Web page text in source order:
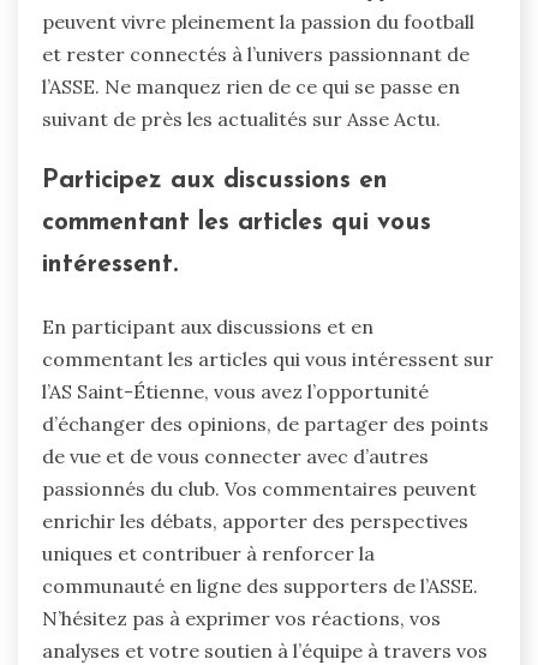
peuvent vivre pleinement la passion du football
et rester connectés à l’univers passionnant de
l’ASSE. Ne manquez rien de ce qui se passe en
suivant de près les actualités sur Asse Actu.
Participez aux discussions en
commentant les articles qui vous
intéressent.
En participant aux discussions et en
commentant les articles qui vous intéressent sur
l’AS Saint-Étienne, vous avez l’opportunité
d’échanger des opinions, de partager des points
de vue et de vous connecter avec d’autres
passionnés du club. Vos commentaires peuvent
enrichir les débats, apporter des perspectives
uniques et contribuer à renforcer la
communauté en ligne des supporters de l’ASSE.
N’hésitez pas à exprimer vos réactions, vos
analyses et votre soutien à l’équipe à travers vos